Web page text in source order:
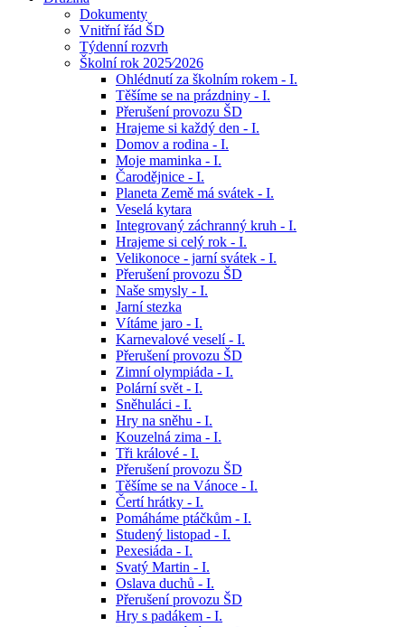
Dokumenty
Vnitřní řád ŠD
Týdenní rozvrh
Školní rok 2025⁄2026
Ohlédnutí za školním rokem - I.
Těšíme se na prázdniny - I.
Přerušení provozu ŠD
Hrajeme si každý den - I.
Domov a rodina - I.
Moje maminka - I.
Čarodějnice - I.
Planeta Země má svátek - I.
Veselá kytara
Integrovaný záchranný kruh - I.
Hrajeme si celý rok - I.
Velikonoce - jarní svátek - I.
Přerušení provozu ŠD
Naše smysly - I.
Jarní stezka
Vítáme jaro - I.
Karnevalové veselí - I.
Přerušení provozu ŠD
Zimní olympiáda - I.
Polární svět - I.
Sněhuláci - I.
Hry na sněhu - I.
Kouzelná zima - I.
Tři králové - I.
Přerušení provozu ŠD
Těšíme se na Vánoce - I.
Čertí hrátky - I.
Pomáháme ptáčkům - I.
Studený listopad - I.
Pexesiáda - I.
Svatý Martin - I.
Oslava duchů - I.
Přerušení provozu ŠD
Hry s padákem - I.